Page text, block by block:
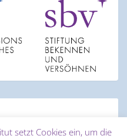
setzt Cookies ein, um die